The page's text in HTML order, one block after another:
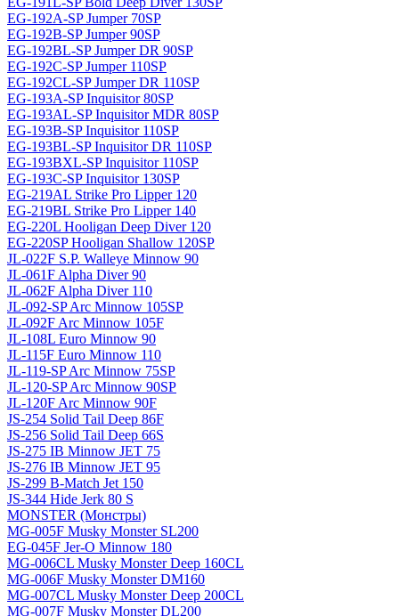
EG-192A-SP Jumper 70SP
EG-192B-SP Jumper 90SP
EG-192BL-SP Jumper DR 90SP
EG-192C-SP Jumper 110SP
EG-192CL-SP Jumper DR 110SP
EG-193A-SP Inquisitor 80SP
EG-193AL-SP Inquisitor MDR 80SP
EG-193B-SP Inquisitor 110SP
EG-193BL-SP Inquisitor DR 110SP
EG-193BXL-SP Inquisitor 110SP
EG-193C-SP Inquisitor 130SP
EG-219AL Strike Pro Lipper 120
EG-219BL Strike Pro Lipper 140
EG-220L Hooligan Deep Diver 120
EG-220SP Hooligan Shallow 120SP
JL-022F S.P. Walleye Minnow 90
JL-061F Alpha Diver 90
JL-062F Alpha Diver 110
JL-092-SP Arc Minnow 105SP
JL-092F Arc Minnow 105F
JL-108L Euro Minnow 90
JL-115F Euro Minnow 110
JL-119-SP Arc Minnow 75SP
JL-120-SP Arc Minnow 90SP
JL-120F Arc Minnow 90F
JS-254 Solid Tail Deep 86F
JS-256 Solid Tail Deep 66S
JS-275 IB Minnow JET 75
JS-276 IB Minnow JET 95
JS-299 B-Match Jet 150
JS-344 Hide Jerk 80 S
MONSTER (Монстры)
MG-005F Musky Monster SL200
EG-045F Jer-O Minnow 180
MG-006CL Musky Monster Deep 160CL
MG-006F Musky Monster DM160
MG-007CL Musky Monster Deep 200CL
MG-007F Musky Monster DL200